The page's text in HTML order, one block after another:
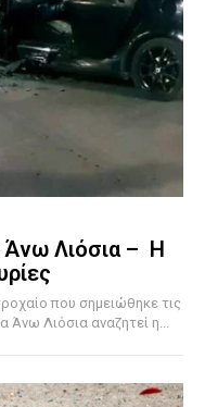
Λιόσια – Η
που σημειώθηκε τις
Λιόσια αναζητεί η...